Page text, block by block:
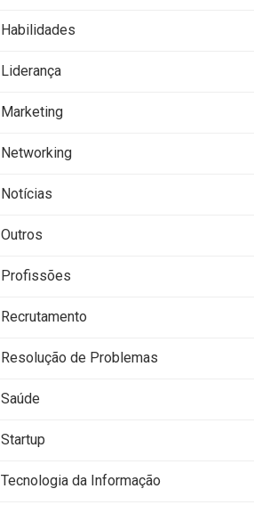
Habilidades
Liderança
Marketing
Networking
Notícias
Outros
Profissões
Recrutamento
Resolução de Problemas
Saúde
Startup
Tecnologia da Informação